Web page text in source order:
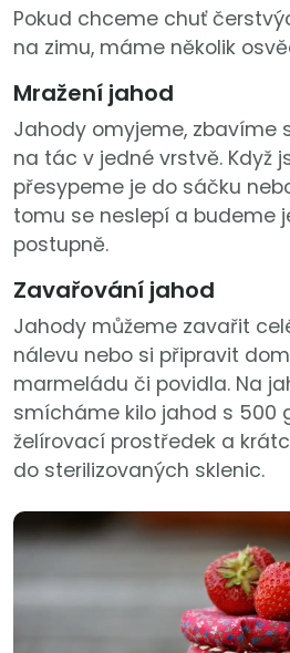
Pokud chceme chuť
na zimu, máme několik
Mražení jahod
Jahody omyjeme, zbavíme
na tác v jedné vrstvě. Když
přesypeme je do sáčku
tomu se neslepí a budeme
postupně.
Zavařování jahod
Jahody můžeme zavařit
nálevu nebo si připravit
marmeládu či povidla. Na
smícháme kilo jahod s 500
želírovací prostředek a
do sterilizovaných sklenic.